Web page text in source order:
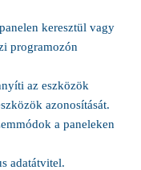
keresztül vagy
programozón
az eszközök
azonosítását.
a paneleken
adatátvitel.